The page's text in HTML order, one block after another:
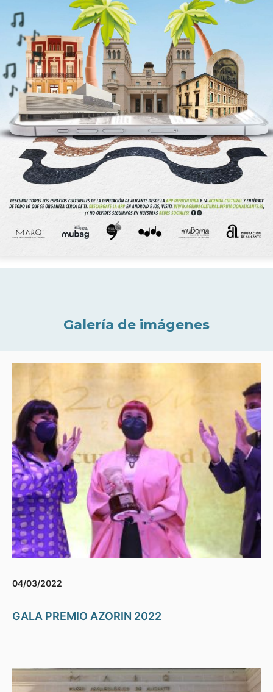
Galería de imágenes
04/03/2022
GALA PREMIO AZORIN 2022